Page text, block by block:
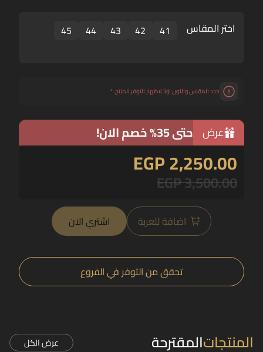
اختر المقاس 41
42
43
44
45
حدد المقاس واللون اولاً لاظهار التوفر للمنتج.*
عرض حتى 35% خصم الان!
EGP 2,250.00
EGP 3,500.00
اضافة للعربة اشتري الان
تحقق من التوفر في الفروع
المنتجاتالمقترحة عرض الكل